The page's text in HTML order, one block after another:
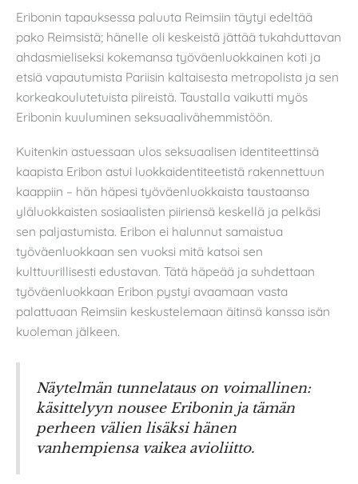
Eribonin tapauksessa paluuta Reimsiin täytyi edeltää
pako Reimsistä; hänelle oli keskeistä jättää tukahduttavan
ahdasmieliseksi kokemansa työväenluokkainen koti ja
etsiä vapautumista Pariisin kaltaisesta metropolista ja sen
korkeakoulutetuista piireistä. Taustalla vaikutti myös
Eribonin kuuluminen seksuaalivähemmistöön.
Kuitenkin astuessaan ulos seksuaalisen identiteettinsä
kaapista Eribon astui luokkaidentiteetistä rakennettuun
kaappiin – hän häpesi työväenluokkaista taustaansa
yläluokkaisten sosiaalisten piiriensä keskellä ja pelkäsi
sen paljastumista. Eribon ei halunnut samaistua
työväenluokkaan sen vuoksi mitä katsoi sen
kulttuurillisesti edustavan. Tätä häpeää ja suhdettaan
työväenluokkaan Eribon pystyi avaamaan vasta
palattuaan Reimsiin keskustelemaan äitinsä kanssa isän
kuoleman jälkeen.
Näytelmän tunnelataus on voimallinen:
käsittelyyn nousee Eribonin ja tämän
perheen välien lisäksi hänen
vanhempiensa vaikea avioliitto.